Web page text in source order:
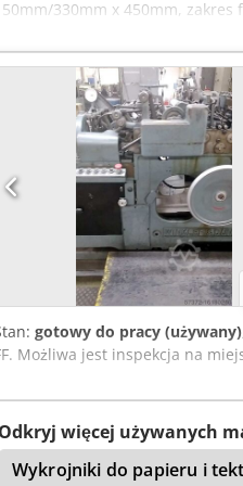
330mm x 450mm,
450mm, zakres gramatury
i pompę powietrza
miejscu. Cedpfxevva Hqo Adporf
gotowy do pracy (używany)
Możliwa jest inspekcja na
Odkryj więcej używanych
Wykrojniki do papieru i